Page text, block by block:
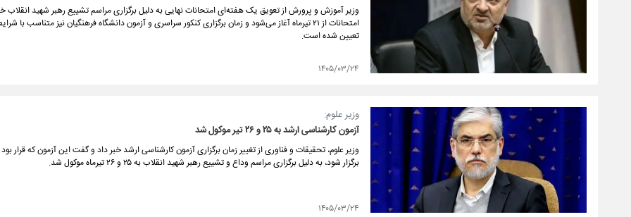
وزیر آموزش و پرورش از تعویق یک هفته‌ای امتحانات نهایی به دلیل برگزاری مراسم تشییع رهبر شهید انقلاب
امتحانات از ۲۱ تیرماه آغاز می‌شود و زمان برگزاری کنکور سراسری و آزمون دانشگاه فرهنگیان نیز متناسب با
تعیین شده است.
۱۴۰۵/۰۳/۲۴
وزیر علوم:
آزمون کارشناسی ارشد به ۲۵ و ۲۶ تیر موکول شد
برگزار شود، به دلیل برگزاری مراسم وداع و تشییع رهبر شهید انقلاب به ۲۵ و ۲۶ تیرماه موکول شد.
۱۴۰۵/۰۳/۲۴